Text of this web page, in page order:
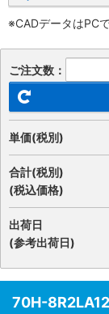
※CADデータはPC
ご注文数：
単価(税別)
合計(税別)
(税込価格)
出荷日
(参考出荷日)
70H-